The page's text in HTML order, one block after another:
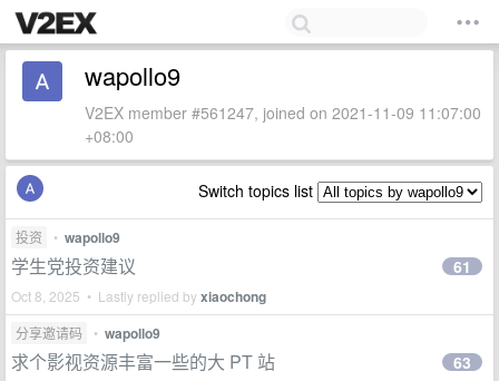
wapollo9
V2EX member #561247, joined on 2021-11-09 11:07:00
+08:00
Switch topics list
投资 • wapollo9
学生党投资建议
Oct 8, 2025 • Lastly replied byxiaochong
61
分享邀请码 • wapollo9
求个影视资源丰富一些的大 PT 站 63